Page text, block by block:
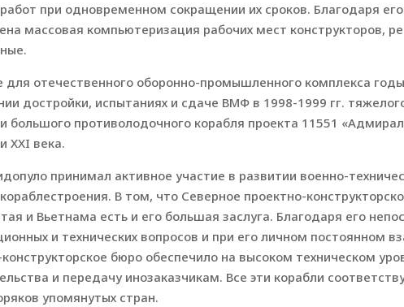
при одновременном сокращении их сроков. Благодаря
массовая компьютеризация рабочих мест конструкторов,
для отечественного оборонно-промышленного комплекса
достройки, испытаниях и сдаче ВМФ в 1998-1999 гг.
большого противолодочного корабля проекта 11551
XXI века.
принимал активное участие в развитии военно-
В том, что Северное проектно-
и Вьетнама есть и его большая заслуга. Благодаря его
и технических вопросов и при его личном постоянном
бюро обеспечило на высоком техническом
и передачу инозаказчикам. Все эти корабли
упомянутых стран.